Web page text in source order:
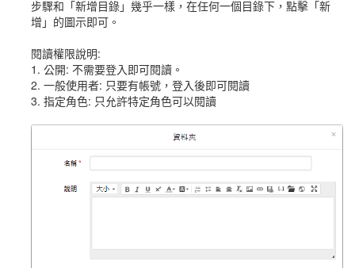
步驟和「新增目錄」幾乎一樣，在任何一個目錄下，點擊「新
增」的圖示即可。
閱讀權限說明:
1. 公開: 不需要登入即可閱讀。
2. 一般使用者: 只要有帳號，登入後即可閱讀
3. 指定角色: 只允許特定角色可以閱讀